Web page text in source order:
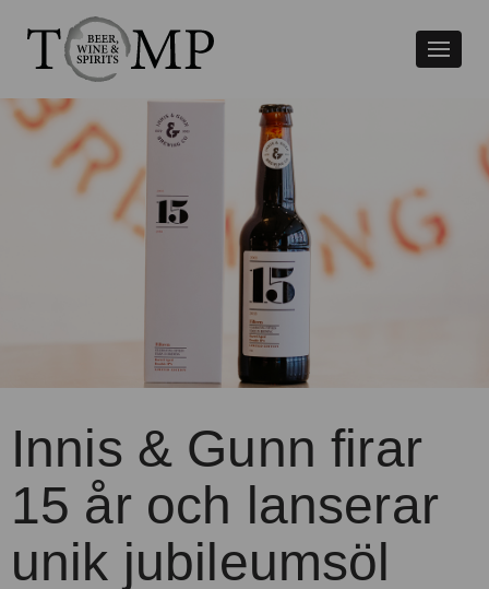
Växla
Innis & Gunn firar
15 år och lanserar
unik jubileumsöl